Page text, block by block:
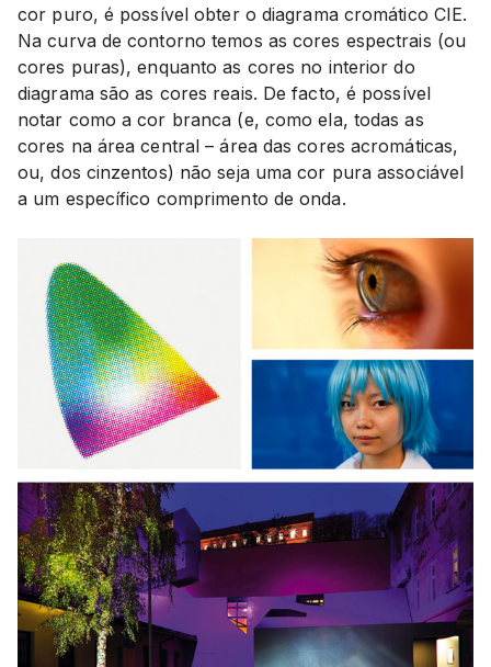
cor puro, é possível obter o diagrama cromático CIE.
Na curva de contorno temos as cores espectrais (ou
cores puras), enquanto as cores no interior do
diagrama são as cores reais. De facto, é possível
notar como a cor branca (e, como ela, todas as
cores na área central – área das cores acromáticas,
ou, dos cinzentos) não seja uma cor pura associável
a um específico comprimento de onda.